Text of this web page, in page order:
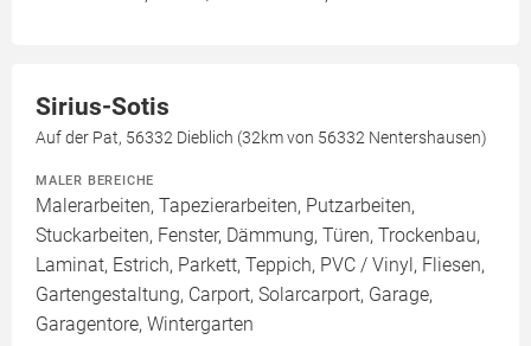
Sirius-Sotis
Auf der Pat, 56332 Dieblich (32km von 56332 Nentershausen)
MALER BEREICHE
Malerarbeiten, Tapezierarbeiten, Putzarbeiten,
Stuckarbeiten, Fenster, Dämmung, Türen, Trockenbau,
Laminat, Estrich, Parkett, Teppich, PVC / Vinyl, Fliesen,
Gartengestaltung, Carport, Solarcarport, Garage,
Garagentore, Wintergarten